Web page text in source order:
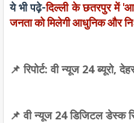
ये भी पढ़े-दिल्ली के छतरपुर में
जनता को मिलेगी आधुनिक और
📌 रिपोर्ट: वी न्यूज 24 ब्यूरो,
📌 वी न्यूज 24 डिजिटल डेस्क